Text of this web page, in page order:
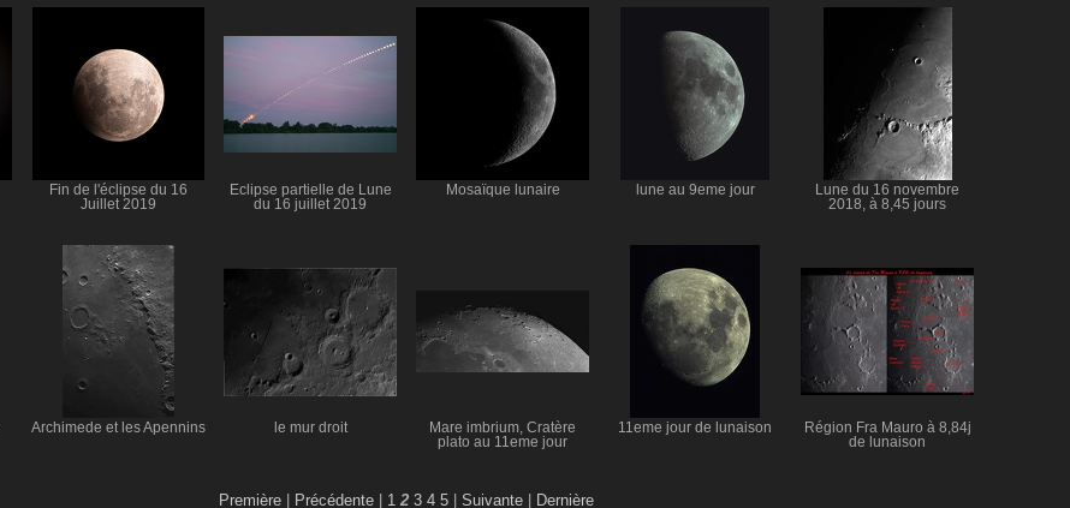
Fin de l'éclipse du 16
Juillet 2019
Eclipse partielle de Lune
du 16 juillet 2019
Mosaïque lunaire lune au 9eme jour
Lune du 16 novembre
2018, à 8,45 jours
Archimede et les Apennins le mur droit
Mare imbrium, Cratère
plato au 11eme jour
11eme jour de lunaison
Région Fra Mauro à 8,84j
de lunaison
Première Précédente 1 2 3 4 5 Suivante Dernière